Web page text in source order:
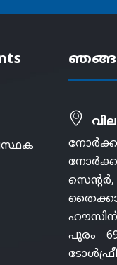
പുരം
ടോൾഫ്രീ